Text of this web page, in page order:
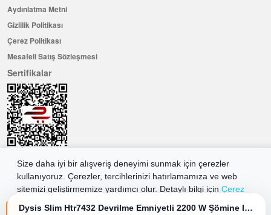
Dysis Slim Htr7432 Devrilme Emniyetli 2200 W Şömine Isıtıcı
Size daha iyi bir alışveriş deneyimi sunmak için çerezler
kullanıyoruz. Çerezler, tercihlerinizi hatırlamamıza ve web
sitemizi geliştirmemize yardımcı olur. Detaylı bilgi için Çerez
Aydınlatma Metni
Gizlilik Politikası
Çerez Politikası
Mesafeli Satış Sözleşmesi
Sertifikalar
Hemen Üye Olun ...ve 100 ₺ değerinde indirim kuponu kazanın
Üye Ol